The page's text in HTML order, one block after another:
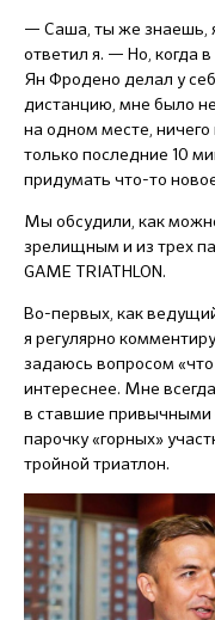
— Саша, ты же знаешь,
ответил я. — Но, когда
Ян Фродено делал у
дистанцию, мне было
на одном месте, ничего
только последние 10
придумать что-то
Мы обсудили, как
зрелищным и из трех
GAME TRIATHLON.
Во-первых, как
я регулярно
задаюсь вопросом
интереснее. Мне
в ставшие
парочку «горных»
тройной триатлон.